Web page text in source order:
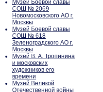
Музей Боевой славы
СОШ № 2069
Новомосковского АО г.
Москвы
Музей Боевой славы
СОШ № 618
Зеленоградского АО г.
Москвы
Музей В. А. Тропинина
и московских
художников его
времени
Музей Великой
Отечественной войны